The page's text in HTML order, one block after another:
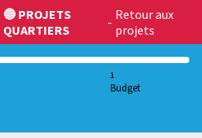
🔵 PROJETS
QUARTIERS
- Retour aux
projets
1
Budget